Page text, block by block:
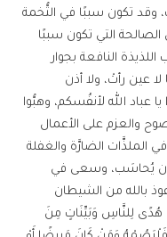
وقد تكون سببًا في التُّخمة
الصالحة التي تكون سببًا
اللذيذة النافعة بجوار
لا عين رأتْ، ولا أذن
الله لأنفُسكم، وهبُّوا
والعزم على الأعمال
الملذَّات الضارَّة والغفلة
يُحاسَب، وسعى في
بالله من الشيطان
هُدًى لِلنَّاسِ وَبَيِّنَاتٍ مِنَ